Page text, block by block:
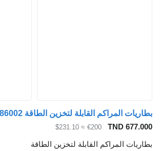
TND 677.000
€200
≈ $231.10
بطاريات المراكم القابلة لتخزين الطاقة